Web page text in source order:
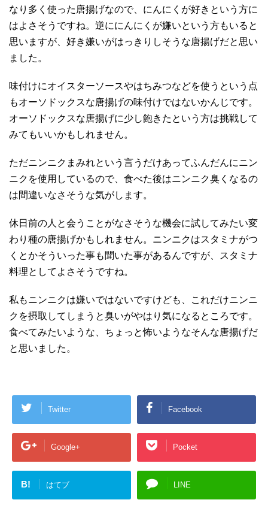
なり多く使った唐揚げなので、にんにくが好きという方に
はよさそうですね。逆ににんにくが嫌いという方もいると
思いますが、好き嫌いがはっきりしそうな唐揚げだと思い
ました。
味付けにオイスターソースやはちみつなどを使うという点
もオーソドックスな唐揚げの味付けではないかんじです。
オーソドックスな唐揚げに少し飽きたという方は挑戦して
みてもいいかもしれません。
ただニンニクまみれという言うだけあってふんだんにニン
ニクを使用しているので、食べた後はニンニク臭くなるの
は間違いなさそうな気がします。
休日前の人と会うことがなさそうな機会に試してみたい変
わり種の唐揚げかもしれません。ニンニクはスタミナがつ
くとかそういった事も聞いた事があるんですが、スタミナ
料理としてよさそうですね。
私もニンニクは嫌いではないですけども、これだけニンニ
クを摂取してしまうと臭いがやはり気になるところです。
食べてみたいような、ちょっと怖いようなそんな唐揚げだ
と思いました。
Twitter Facebook
Google+ Pocket
B! はてブ LINE